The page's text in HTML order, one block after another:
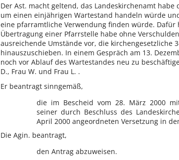
Der Ast. macht geltend, das Landeskirchenamt
um einen einjährigen Wartestand handeln würde
eine pfarramtliche Verwendung finden würde. Dafür
Übertragung einer Pfarrstelle habe ohne
ausreichende Umstände vor, die kirchengesetzliche
hinauszuschieben. In einem Gespräch am 13.
noch vor Ablauf des Wartestandes neu zu
D., Frau W. und Frau L. .
Er beantragt sinngemäß,
die im Bescheid vom 28. März 2000
seiner durch Beschluss des
April 2000 angeordneten Versetzung in
Die Agin. beantragt,
den Antrag abzuweisen.